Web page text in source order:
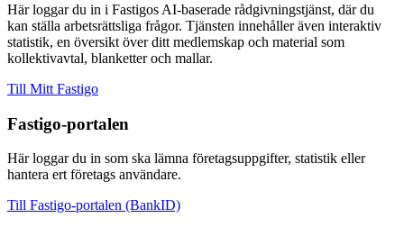
Här loggar du in i Fastigos AI-baserade rådgivningstjänst, där du
kan ställa arbetsrättsliga frågor. Tjänsten innehåller även interaktiv
statistik, en översikt över ditt medlemskap och material som
kollektivavtal, blanketter och mallar.
Till Mitt Fastigo
Fastigo-portalen
Här loggar du in som ska lämna företagsuppgifter, statistik eller
hantera ert företags användare.
Till Fastigo-portalen (BankID)